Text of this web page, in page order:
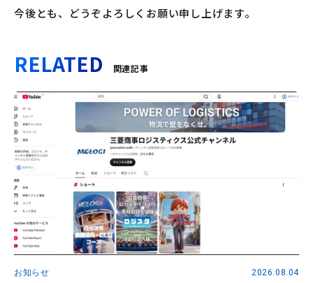
今後とも、どうぞよろしくお願い申し上げます。
RELATED 関連記事
お知らせ 2026.08.04